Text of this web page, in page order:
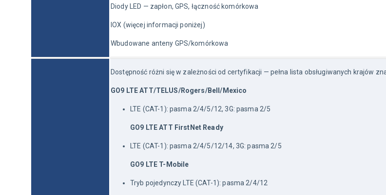
Diody LED — zapłon, GPS, łączność komórkowa
IOX (więcej informacji poniżej)
Wbudowane anteny GPS/komórkowa
Dostępność różni się w zależności od certyfikacji — pełna lista obsługiwanych krajów
GO9 LTE ATT/TELUS/Rogers/Bell/Mexico
LTE (CAT-1): pasma 2/4/5/12, 3G: pasma 2/5
GO9 LTE ATT FirstNet Ready
LTE (CAT-1): pasma 2/4/5/12/14, 3G: pasma 2/5
GO9 LTE T-Mobile
Tryb pojedynczy LTE (CAT-1): pasma 2/4/12